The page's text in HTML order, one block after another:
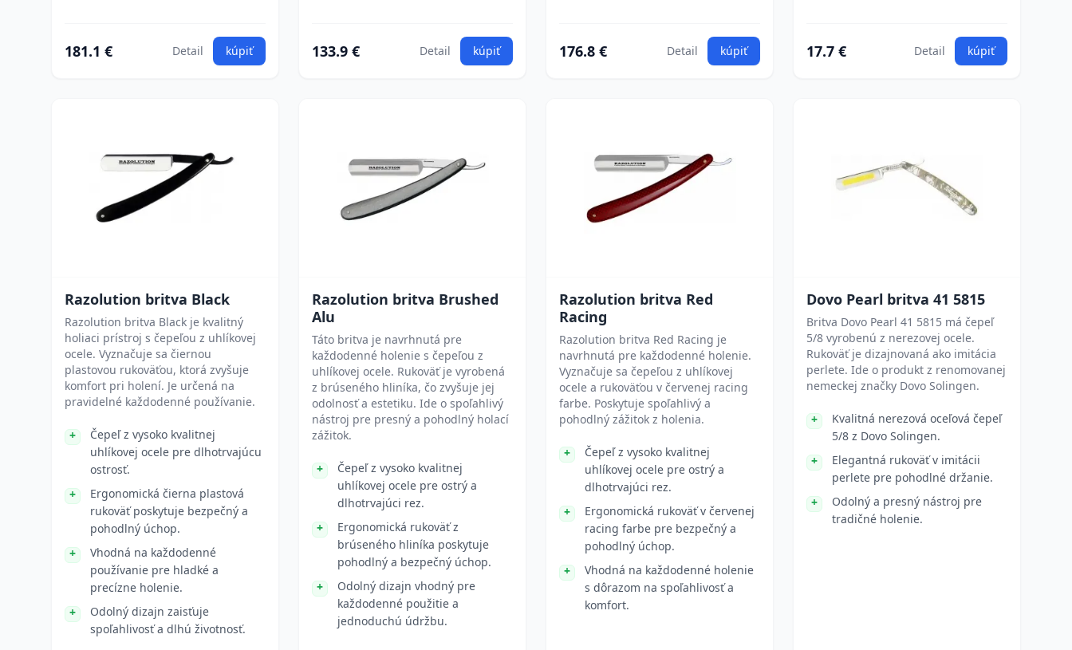
181.1 € Detail kúpiť 133.9 € Detail kúpiť 176.8 € Detail kúpiť 17.7 € Detail kúpiť
Razolution britva Black
Razolution britva Black je kvalitný
holiaci prístroj s čepeľou z uhlíkovej
ocele. Vyznačuje sa čiernou
plastovou rukoväťou, ktorá zvyšuje
komfort pri holení. Je určená na
pravidelné každodenné používanie.
Čepeľ z vysoko kvalitnej
uhlíkovej ocele pre dlhotrvajúcu
ostrosť.
Ergonomická čierna plastová
rukoväť poskytuje bezpečný a
pohodlný úchop.
Vhodná na každodenné
používanie pre hladké a
precízne holenie.
Odolný dizajn zaisťuje
spoľahlivosť a dlhú životnosť.
Razolution britva Brushed
Alu
Táto britva je navrhnutá pre
každodenné holenie s čepeľou z
uhlíkovej ocele. Rukoväť je vyrobená
z brúseného hliníka, čo zvyšuje jej
odolnosť a estetiku. Ide o spoľahlivý
nástroj pre presný a pohodlný holací
zážitok.
Čepeľ z vysoko kvalitnej
uhlíkovej ocele pre ostrý a
dlhotrvajúci rez.
Ergonomická rukoväť z
brúseného hliníka poskytuje
pohodlný a bezpečný úchop.
Odolný dizajn vhodný pre
každodenné použitie a
jednoduchú údržbu.
Razolution britva Red
Racing
Razolution britva Red Racing je
navrhnutá pre každodenné holenie.
Vyznačuje sa čepeľou z uhlíkovej
ocele a rukoväťou v červenej racing
farbe. Poskytuje spoľahlivý a
pohodlný zážitok z holenia.
Čepeľ z vysoko kvalitnej
uhlíkovej ocele pre ostrý a
dlhotrvajúci rez.
Ergonomická rukoväť v červenej
racing farbe pre bezpečný a
pohodlný úchop.
Vhodná na každodenné holenie
s dôrazom na spoľahlivosť a
komfort.
Dovo Pearl britva 41 5815
Britva Dovo Pearl 41 5815 má čepeľ
5/8 vyrobenú z nerezovej ocele.
Rukoväť je dizajnovaná ako imitácia
perlete. Ide o produkt z renomovanej
nemeckej značky Dovo Solingen.
Kvalitná nerezová oceľová čepeľ
5/8 z Dovo Solingen.
Elegantná rukoväť v imitácii
perlete pre pohodlné držanie.
Odolný a presný nástroj pre
tradičné holenie.